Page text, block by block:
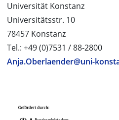
Universität Konstanz
Universitätsstr. 10
78457 Konstanz
Tel.: +49 (0)7531 / 88-2800
Anja.Oberlaender@uni-